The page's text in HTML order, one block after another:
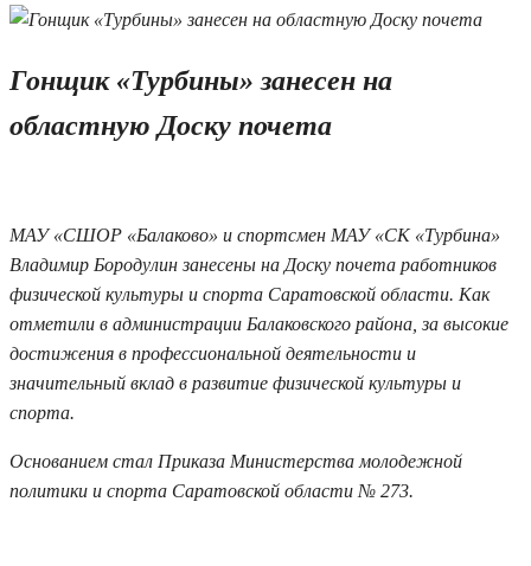
Гонщик «Турбины» занесен на
областную Доску почета
МАУ «СШОР «Балаково» и спортсмен МАУ «СК «Турбина»
Владимир Бородулин занесены на Доску почета работников
физической культуры и спорта Саратовской области. Как
отметили в администрации Балаковского района, за высокие
достижения в профессиональной деятельности и
значительный вклад в развитие физической культуры и
спорта.
Основанием стал Приказа Министерства молодежной
политики и спорта Саратовской области № 273.